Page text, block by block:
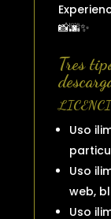
📸🌆✨
Tres
Uso
Uso
web,
Uso